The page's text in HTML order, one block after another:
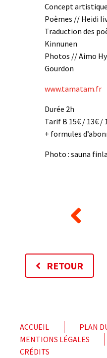
Concept
Poèmes // Heidi
Traduction des
Kinnunen
Photos // Aimo
Gourdon
www.tamatam.fr
Durée 2h
Tarif B 15€ / 13€ /
+ formules
Photo : sauna
RETOUR
ACCUEIL
PLAN
MENTIONS LÉGALES
CRÉDITS